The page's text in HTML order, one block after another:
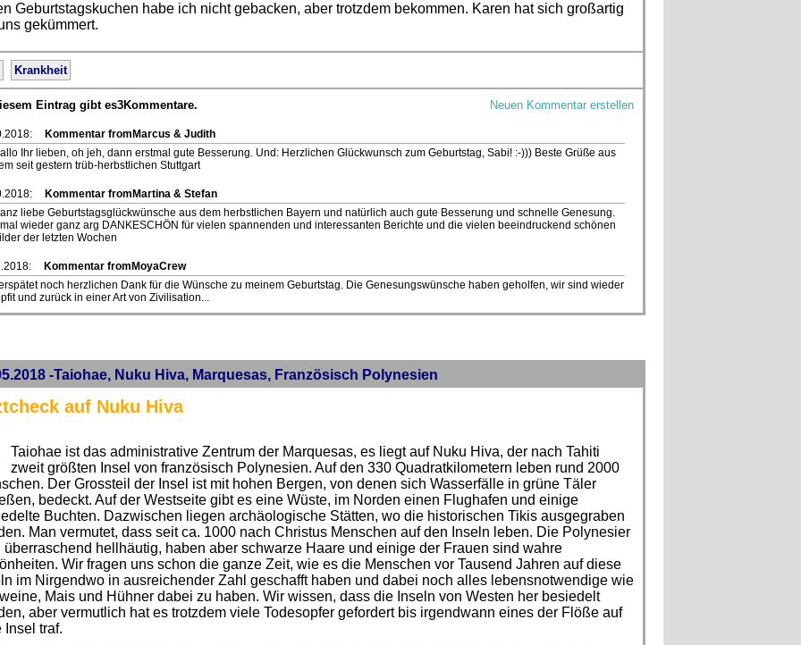
Geburtstagskuchen habe ich nicht gebacken, aber trotzdem bekommen. Karen hat sich großartig
gekümmert.
Krankheit
Neuen Kommentar erstellen
Eintrag gibt es3Kommentare.
Kommentar fromMarcus & Judith
Ihr lieben, oh jeh, dann erstmal gute Besserung. Und: Herzlichen Glückwunsch zum Geburtstag, Sabi! :-))) Beste Grüße aus
seit gestern trüb-herbstlichen Stuttgart
Kommentar fromMartina & Stefan
liebe Geburtstagsglückwünsche aus dem herbstlichen Bayern und natürlich auch gute Besserung und schnelle Genesung.
wieder ganz arg DANKESCHÖN für vielen spannenden und interessanten Berichte und die vielen beeindruckend schönen
der letzten Wochen
Kommentar fromMoyaCrew
noch herzlichen Dank für die Wünsche zu meinem Geburtstag. Die Genesungswünsche haben geholfen, wir sind wieder
und zurück in einer Art von Zivilisation...
-Taiohae, Nuku Hiva, Marquesas, Französisch Polynesien
auf Nuku Hiva
Taiohae ist das administrative Zentrum der Marquesas, es liegt auf Nuku Hiva, der nach Tahiti
zweit größten Insel von französisch Polynesien. Auf den 330 Quadratkilometern leben rund 2000
Der Grossteil der Insel ist mit hohen Bergen, von denen sich Wasserfälle in grüne Täler
bedeckt. Auf der Westseite gibt es eine Wüste, im Norden einen Flughafen und einige
Buchten. Dazwischen liegen archäologische Stätten, wo die historischen Tikis ausgegraben
Man vermutet, dass seit ca. 1000 nach Christus Menschen auf den Inseln leben. Die Polynesier
überraschend hellhäutig, haben aber schwarze Haare und einige der Frauen sind wahre
Wir fragen uns schon die ganze Zeit, wie es die Menschen vor Tausend Jahren auf diese
im Nirgendwo in ausreichender Zahl geschafft haben und dabei noch alles lebensnotwendige wie
Mais und Hühner dabei zu haben. Wir wissen, dass die Inseln von Westen her besiedelt
aber vermutlich hat es trotzdem viele Todesopfer gefordert bis irgendwann eines der Flöße auf
Insel traf.